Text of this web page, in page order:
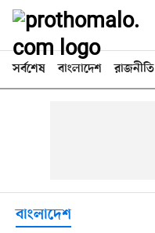
সর্বশেষ বাংলাদেশ রাজনীতি
বাংলাদেশ